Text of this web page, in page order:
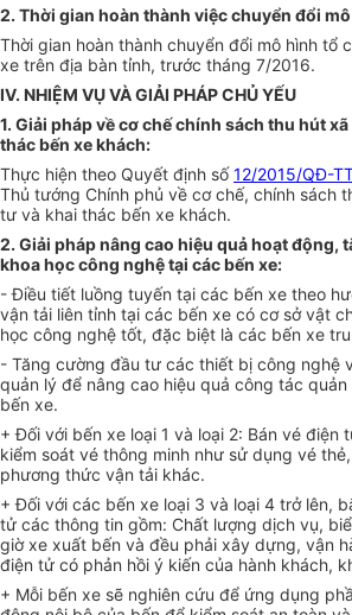
2. Thời gian hoàn thành việc chuyển đổi
Thời gian hoàn thành chuyển đổi mô hình tổ
xe trên địa bàn tỉnh, trước tháng 7/2016.
IV. NHIỆM VỤ VÀ GIẢI PHÁP CHỦ YẾU
1. Giải pháp về cơ chế chính sách thu hút
thác bến xe khách:
Thực hiện theo Quyết định số12/2015/QĐ-
Thủ tướng Chính phủ về cơ chế, chính sách
tư và khai thác bến xe khách.
2. Giải pháp nâng cao hiệu quả hoạt động,
khoa học công nghệ tại các bến xe:
- Điều tiết luồng tuyến tại các bến xe theo
vận tải liên tỉnh tại các bến xe có cơ sở vật
học công nghệ tốt, đặc biệt là các bến xe
- Tăng cường đầu tư các thiết bị công nghệ
quản lý để nâng cao hiệu quả công tác
bến xe.
+ Đối với bến xe loại 1 và loại 2: Bán vé điện
kiểm soát vé thông minh như sử dụng vé
phương thức vận tải khác.
+ Đối với các bến xe loại 3 và loại 4 trở lên,
tử các thông tin gồm: Chất lượng dịch vụ,
giờ xe xuất bến và đều phải xây dựng, vận
điện tử có phản hồi ý kiến của hành khách,
+ Mỗi bến xe sẽ nghiên cứu để ứng dụng